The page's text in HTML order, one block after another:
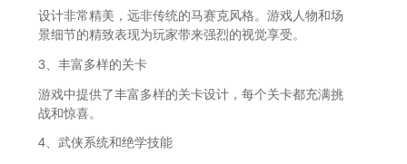
设计非常精美，远非传统的马赛克风格。游戏人物和场
景细节的精致表现为玩家带来强烈的视觉享受。
3、丰富多样的关卡
游戏中提供了丰富多样的关卡设计，每个关卡都充满挑
战和惊喜。
4、武侠系统和绝学技能